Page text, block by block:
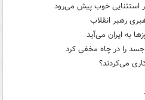
استثنایی خوب پیش می‌رود
به ایران می‌آید
را در چاه مخفی کرد
می‌کردند؟